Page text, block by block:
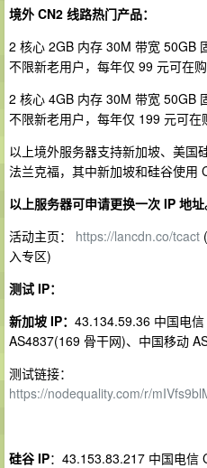
境外 CN2 线路热门产品：
2 核心 2GB 内存 30M 带宽 50GB
不限新老用户，每年仅 99 元可在
2 核心 4GB 内存 30M 带宽 50GB
不限新老用户，每年仅 199 元可在
以上境外服务器支持新加坡、美国
法兰克福，其中新加坡和硅谷使用
以上服务器可申请更换一次 IP 地址
活动主页： https://lancdn.co/tcact
入专区)
测试 IP：
新加坡 IP： 43.134.59.36 中国电
AS4837(169 骨干网)、中国移动
测试链接：
https://nodequality.com/r/
硅谷 IP：43.153.83.217 中国电信